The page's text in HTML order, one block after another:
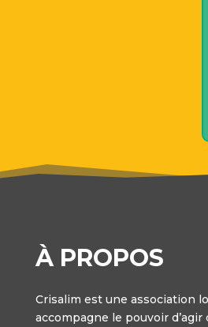
À PROPOS
Crisalim est une association
accompagne le pouvoir